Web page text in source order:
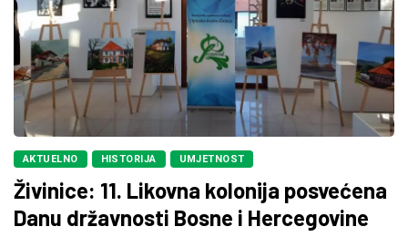
AKTUELNO HISTORIJA UMJETNOST
Živinice: 11. Likovna kolonija posvećena
Danu državnosti Bosne i Hercegovine